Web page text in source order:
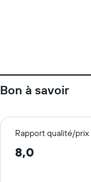
Bon à savoir
Rapport qualité/prix
8,0